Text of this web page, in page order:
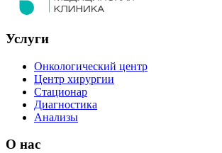
Услуги
Онкологический центр
Центр хирургии
Стационар
Диагностика
Анализы
О нас